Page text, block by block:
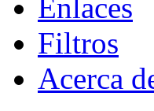
Enlaces
Filtros
Acerca